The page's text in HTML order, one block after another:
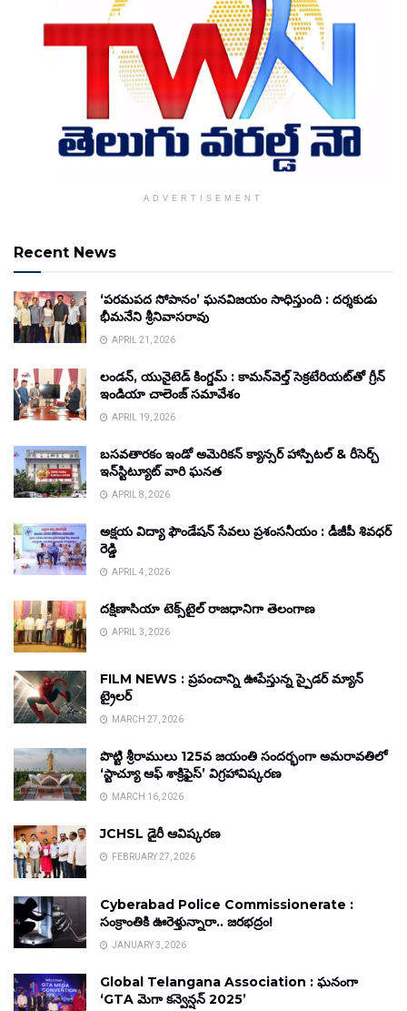
ADVERTISEMENT
Recent News
‘పరమపద సోపానం’ ఘనవిజయం సాధిస్తుంది : దర్శకుడు
భీమనేని శ్రీనివాసరావు
APRIL 21, 2026
లండన్, యునైటెడ్ కింగ్డమ్ : కామన్‌వెల్త్ సెక్రటేరియట్‌తో గ్రీన్
ఇండియా చాలెంజ్ సమావేశం
APRIL 19, 2026
బసవతారకం ఇండో అమెరికన్ క్యాన్సర్ హాస్పిటల్ & రీసెర్చ్
ఇన్‌స్టిట్యూట్ వారి ఘనత
APRIL 8, 2026
అక్షయ విద్యా ఫౌండేషన్ సేవలు ప్రశంసనీయం : డీజీపీ శివధర్
రెడ్డి
APRIL 4, 2026
దక్షిణాసియా టెక్స్‌టైల్ రాజధానిగా తెలంగాణ
APRIL 3, 2026
FILM NEWS : ప్రపంచాన్ని ఊపేస్తున్న స్పైడర్ మ్యాన్
ట్రైలర్
MARCH 27, 2026
పొట్టి శ్రీరాములు 125వ జయంతి సందర్భంగా అమరావతిలో
‘స్టాచ్యూ ఆఫ్ శాక్రిఫైస్’ విగ్రహావిష్కరణ
MARCH 16, 2026
JCHSL డైరీ ఆవిష్కరణ
FEBRUARY 27, 2026
Cyberabad Police Commissionerate :
సంక్రాంతికి ఊరెళ్తున్నారా.. జరభద్రం!
JANUARY 3, 2026
Global Telangana Association : ఘనంగా
‘GTA మెగా కన్వెన్షన్ 2025’